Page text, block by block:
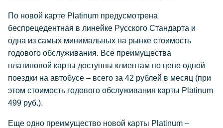
По новой карте Platinum предусмотрена
беспрецедентная в линейке Русского Стандарта и
одна из самых минимальных на рынке стоимость
годового обслуживания. Все преимущества
платиновой карты доступны клиентам по цене одной
поездки на автобусе – всего за 42 рублей в месяц (при
этом стоимость годового обслуживания карты Platinum
499 руб.).
Еще одно преимущество новой карты Platinum –